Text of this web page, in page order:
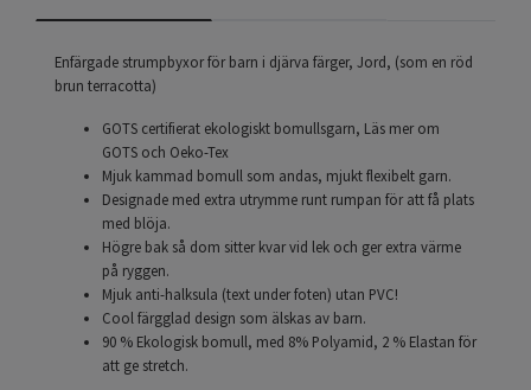
Enfärgade strumpbyxor för barn i djärva färger, Jord, (som en röd
brun terracotta)
GOTS certifierat ekologiskt bomullsgarn, Läs mer om
GOTS och Oeko-Tex
Mjuk kammad bomull som andas, mjukt flexibelt garn.
Designade med extra utrymme runt rumpan för att få plats
med blöja.
Högre bak så dom sitter kvar vid lek och ger extra värme
på ryggen.
Mjuk anti-halksula (text under foten) utan PVC!
Cool färgglad design som älskas av barn.
90 % Ekologisk bomull, med 8% Polyamid, 2 % Elastan för
att ge stretch.